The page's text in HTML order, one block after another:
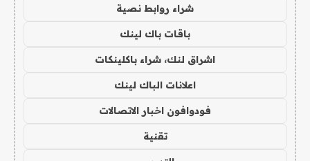
شراء روابط نصية
باقات باك لينك
اشراق لنك، شراء باكلينكات
اعلانات الباك لينك
فودوافون اخبار الاتصالات
تقنية